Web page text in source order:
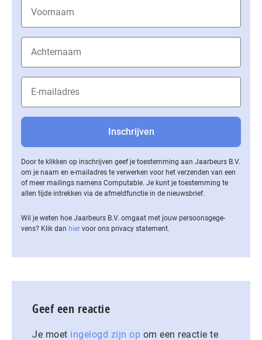
Door te klikken op inschrijven geef je toestemming aan Jaarbeurs B.V.
om je naam en e-mailadres te verwerken voor het verzenden van een
of meer mailings namens Computable. Je kunt je toestemming te
allen tijde intrekken via de af­meld­func­tie in de nieuwsbrief.
Wil je weten hoe Jaarbeurs B.V. omgaat met jouw per­soons­ge­ge­
vens? Klik dan hier voor ons privacy statement.
Geef een reactie
Je moet ingelogd zijn op om een reactie te